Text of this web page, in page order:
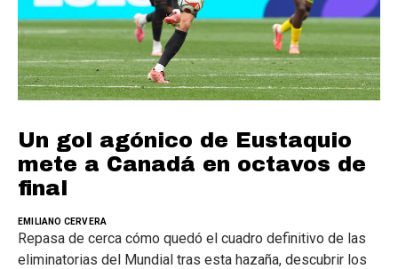
Un gol agónico de Eustaquio
mete a Canadá en octavos de
final
EMILIANO CERVERA
Repasa de cerca cómo quedó el cuadro definitivo de las
eliminatorias del Mundial tras esta hazaña, descubrir los